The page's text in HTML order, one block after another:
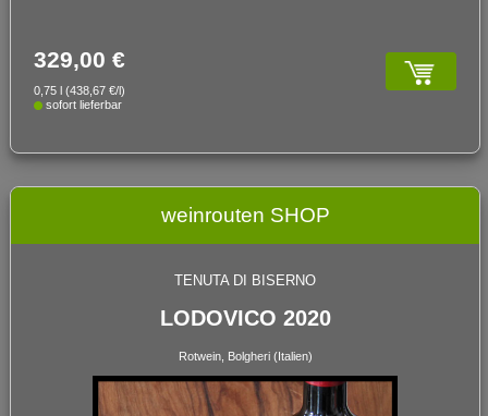
329,00 €
0,75 l (438,67 €/l)
sofort lieferbar
weinrouten SHOP
TENUTA DI BISERNO
LODOVICO 2020
Rotwein, Bolgheri (Italien)